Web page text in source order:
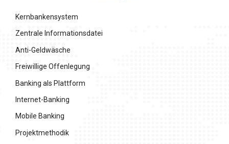
Kernbankensystem
Zentrale Informationsdatei
Anti-Geldwäsche
Freiwillige Offenlegung
Banking als Plattform
Internet-Banking
Mobile Banking
Projektmethodik